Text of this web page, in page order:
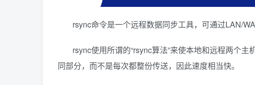
rsync命令是一个远程数据同步工具，可通过LAN/
rsync使用所谓的“rsync算法”来使本地和远程两个
同部分，而不是每次都整份传送，因此速度相当快。